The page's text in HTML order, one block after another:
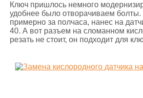
Ключ пришлось немного
удобнее было отворачиваем
примерно за полчаса, нанес на
40. А вот разъем на сломанном
резать не стоит, он подходит для